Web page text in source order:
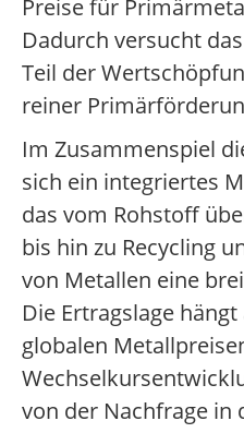
Preise für
Dadurch versucht
Teil der
reiner
Im Zusammenspiel
sich ein integriertes
das vom Rohstoff
bis hin zu Recycling
von Metallen eine
Die Ertragslage
globalen
von der Nachfrage in